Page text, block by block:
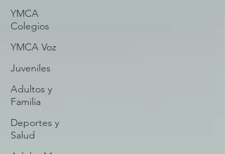
YMCA
Colegios
YMCA Voz
Juveniles
Adultos y
Familia
Deportes y
Salud